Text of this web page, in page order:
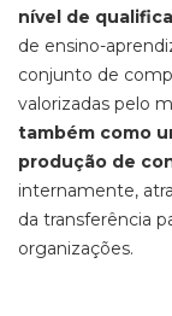
nível de
de ensino-
conjunto de
valorizadas pelo
também como
produção de
internamente,
da transferência
organizações.